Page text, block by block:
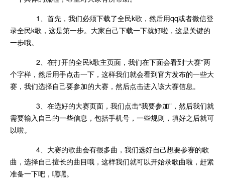
1、首先，我们必须下载了全民k歌，然后用qq或者微信登
录全民k歌，这是第一步。大家自己下载一下就好啦，这是关键的
一步哦。
2、在打开的全民k歌主页面，我们在下面会看到“大赛”两
个字样，然后用手点击一下，这样我们就会看到官方发布的一些大
赛，我们选择自己要参加的大赛，然后点击进入该大赛信息。
3、在选好的大赛页面，我们点击“我要参加”，然后我们就
需要输入自己的一些信息，包括手机号，一些规则，填好之后就可
以啦。
4、大赛的歌曲会有很多曲，我们选好自己想要参赛的歌
曲，选择自己擅长的曲目哦，这样我们就可以开始录歌曲啦，赶紧
准备一下吧，嘿嘿。